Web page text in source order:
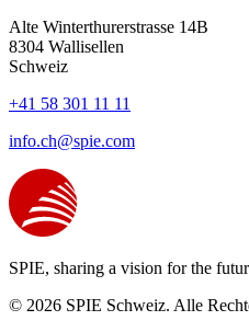
Alte Winterthurerstrasse 14B
8304 Wallisellen
Schweiz
+41 58 301 11 11
info.ch@spie.com
SPIE, sharing a vision for the
© 2026 SPIE Schweiz. Alle